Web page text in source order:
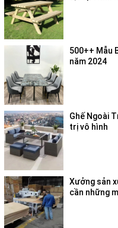
500++ Mẫu
năm 2024
Ghế Ngoài
trị vô hình
Xưởng sản
cần những